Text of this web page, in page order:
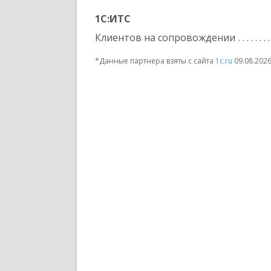
1С:ИТС
Клиентов на сопровождении
*Данные партнера взяты с сайта 1c.ru 09.08.2026